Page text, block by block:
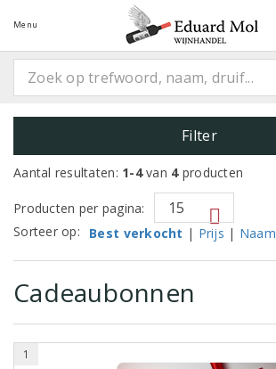
Menu
Filter
Aantal resultaten: 1-4van 4producten
Producten per pagina:
Sorteer op:
Best verkocht | Prijs | Naam
Cadeaubonnen
1